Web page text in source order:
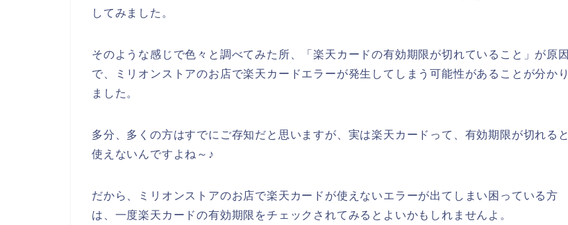
してみました。
そのような感じで色々と調べてみた所、「楽天カードの有効期限が切れていること」が原因
で、ミリオンストアのお店で楽天カードエラーが発生してしまう可能性があることが分かり
ました。
多分、多くの方はすでにご存知だと思いますが、実は楽天カードって、有効期限が切れると
使えないんですよね～♪
だから、ミリオンストアのお店で楽天カードが使えないエラーが出てしまい困っている方
は、一度楽天カードの有効期限をチェックされてみるとよいかもしれませんよ。